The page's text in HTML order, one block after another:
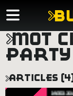
mot clé « u rock
party
articles